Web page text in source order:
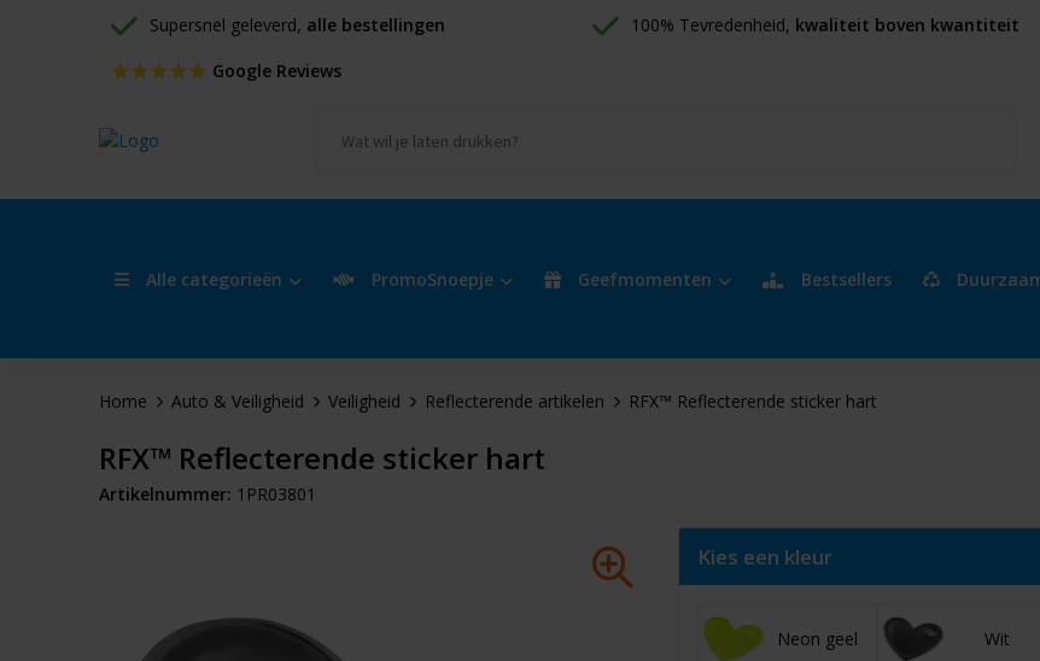
Supersnel geleverd, alle bestellingen 100% Tevredenheid, kwaliteit boven kwantiteit
Google Reviews
Alle categorieën PromoSnoepje Geefmomenten Bestsellers
Home Auto & Veiligheid Veiligheid Reflecterende artikelen RFX™ Reflecterende sticker hart
RFX™ Reflecterende sticker hart
Artikelnummer: 1PR03801
Kies een kleur
Neon geel Wit